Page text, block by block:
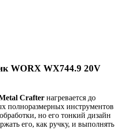
WORX WX744.9 20V
Crafter нагревается до
полноразмерных инструментов
но его тонкий дизайн
его, как ручку, и выполнять